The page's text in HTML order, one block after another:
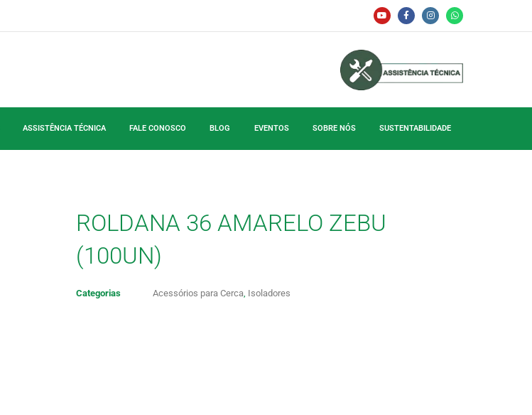
ASSISTÊNCIA TÉCNICA FALE CONOSCO BLOG EVENTOS SOBRE NÓS SUSTENTABILIDADE
ROLDANA 36 AMARELO ZEBU
(100UN)
Categorias Acessórios para Cerca, Isoladores